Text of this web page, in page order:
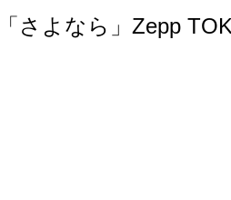
「さよなら」 Zepp